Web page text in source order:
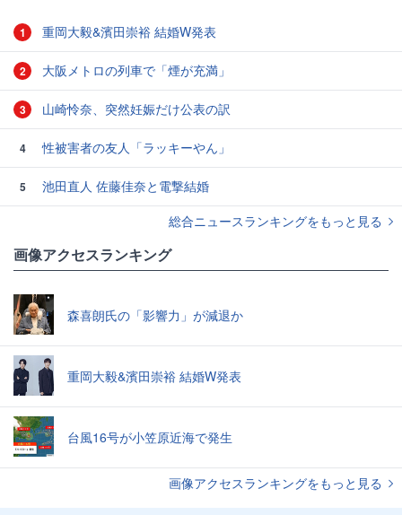
1 重岡大毅&濱田崇裕 結婚W発表
2 大阪メトロの列車で「煙が充満」
3 山崎怜奈、突然妊娠だけ公表の訳
4 性被害者の友人「ラッキーやん」
5
池田直人 佐藤佳奈と電撃結婚
総合ニュースランキングをもっと見る
画像アクセスランキング
森喜朗氏の「影響力」が減退か
重岡大毅&濱田崇裕 結婚W発表
台風16号が小笠原近海で発生
画像アクセスランキングをもっと見る